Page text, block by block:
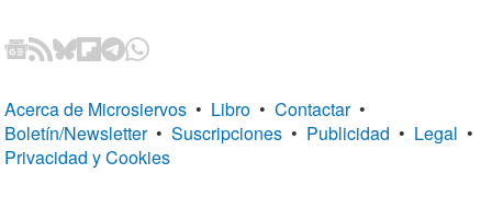
Acerca de Microsiervos • Libro • Contactar •
Boletín/Newsletter • Suscripciones • Publicidad • Legal •
Privacidad y Cookies